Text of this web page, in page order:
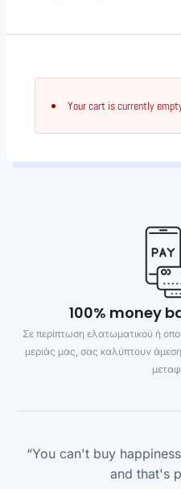
Your cart is currently
100% money
Σε περίπτωση ελατωματικού ή
μεριάς μας, σας καλύπτουν
“You can't buy
and that's